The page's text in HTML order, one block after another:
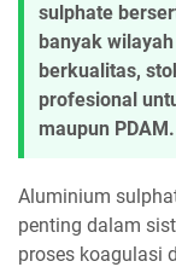
sulphate
banyak
berkualitas,
profesional
maupun PDAM.
Aluminium
penting dalam
proses koagulasi